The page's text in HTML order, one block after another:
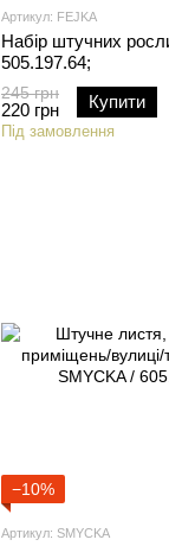
Артикул: FEJKA
Набір штучних
505.197.64;
245 грн
220 грн Купити
Під замовлення
−10%
Артикул: SMYCKA